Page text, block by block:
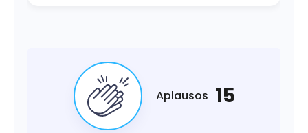
Aplausos 15